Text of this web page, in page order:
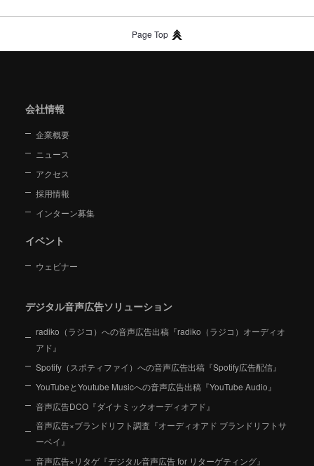
Page Top
会社情報
企業概要
ニュース
アクセス
採用情報
インターン募集
イベント
ウェビナー
デジタル音声広告ソリューション
radiko（ラジコ）への音声広告出稿『radiko（ラジコ）オーディオ
アド』
Spotify（スポティファイ）への音声広告出稿『Spotify広告配信』
YouTubeとYoutube Musicへの音声広告出稿『YouTube Audio』
音声広告DCO『ダイナミックオーディオアド』
音声広告×ブランドリフト調査『オーディオアド ブランドリフトサ
ーベイ』
音声広告×リタゲ『デジタル音声広告 for リターゲティング』